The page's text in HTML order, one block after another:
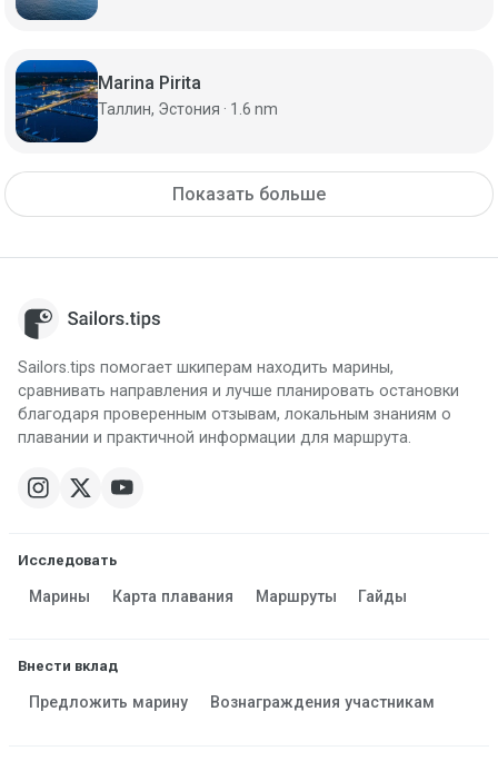
Marina Pirita
Таллин, Эстония · 1.6 nm
Показать больше
Sailors.tips помогает шкиперам находить марины,
сравнивать направления и лучше планировать остановки
благодаря проверенным отзывам, локальным знаниям о
плавании и практичной информации для маршрута.
Исследовать
Марины Карта плавания Маршруты Гайды
Внести вклад
Предложить марину Вознаграждения участникам